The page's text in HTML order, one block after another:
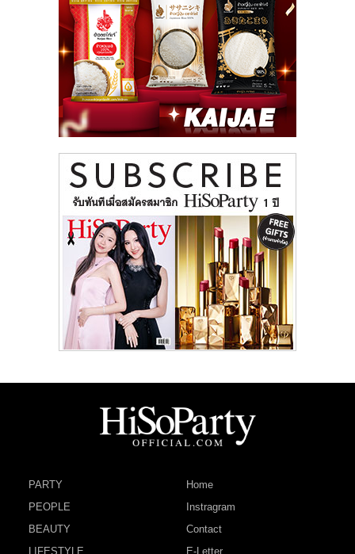
PARTY
PEOPLE
BEAUTY
LIFESTYLE
Home
Instragram
Contact
E-Letter